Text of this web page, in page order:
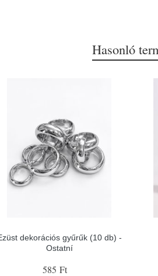
Hasonló
dekorációs gyűrűk (10 db) -
Ostatní
585 Ft